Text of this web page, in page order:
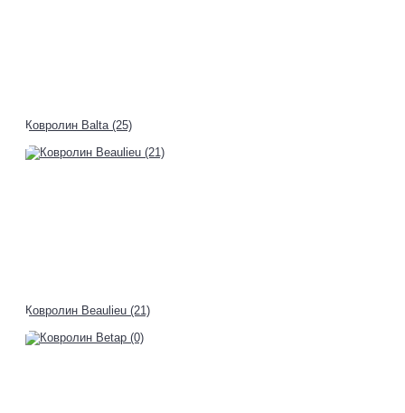
Ковролин Balta (25)
Ковролин Beaulieu (21)